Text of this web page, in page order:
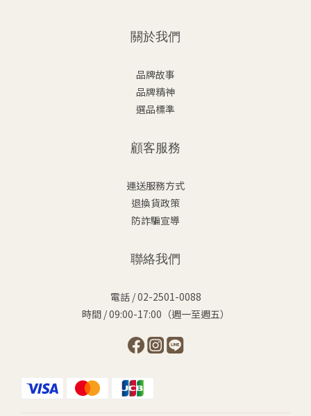
關於我們
品牌故事
品牌精神
選品標準
顧客服務
運送服務方式
退換貨政策
防詐騙宣導
聯絡我們
電話 / 02-2501-0088
時間 / 09:00-17:00（週一至週五）